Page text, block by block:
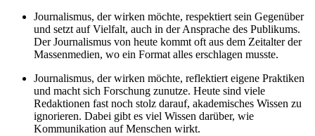
Journalismus, der wirken möchte, respektiert sein Gegenüber
und setzt auf Vielfalt, auch in der Ansprache des Publikums.
Der Journalismus von heute kommt oft aus dem Zeitalter der
Massenmedien, wo ein Format alles erschlagen musste.
Journalismus, der wirken möchte, reflektiert eigene Praktiken
und macht sich Forschung zunutze. Heute sind viele
Redaktionen fast noch stolz darauf, akademisches Wissen zu
ignorieren. Dabei gibt es viel Wissen darüber, wie
Kommunikation auf Menschen wirkt.